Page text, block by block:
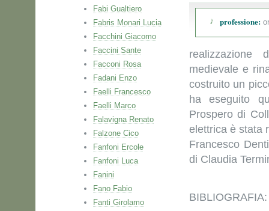
Fabi Gualtiero
Fabris Monari Lucia
Facchini Giacomo
Faccini Sante
Facconi Rosa
Fadani Enzo
Faelli Francesco
Faelli Marco
Falavigna Renato
Falzone Cico
Fanfoni Ercole
Fanfoni Luca
Fanini
Fano Fabio
Fanti Girolamo
professione:
realizzazione
medievale e
costruito un
ha eseguito
Prospero di
elettrica è stata
Francesco
di Claudia